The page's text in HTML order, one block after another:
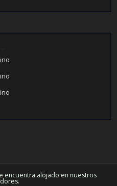
encuentra alojado en nuestros